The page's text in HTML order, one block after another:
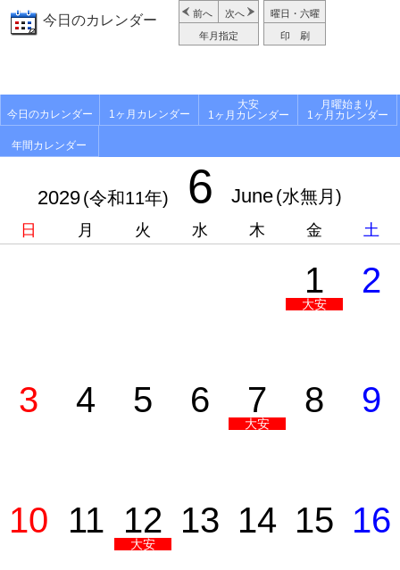
今日のカレンダー 前へ 次へ
年月指定
曜日・六曜
印 刷
今日のカレンダー 1ヶ月カレンダー
大安
1ヶ月カレンダー
月曜始まり
1ヶ月カレンダー
年間カレンダー
2029(令和11年) 6 June(水無月)
日 月 火 水 木 金 土
1
大安
2
3 4 5 6 7
大安
8 9
10 11 12
大安
13 14 15 16